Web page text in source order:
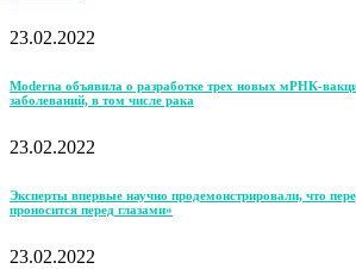
23.02.2022
Moderna объявила о разработке трех новых мРНК-
заболеваний, в том числе рака
23.02.2022
Эксперты впервые научно продемонстрировали, что
проносится перед глазами»
23.02.2022